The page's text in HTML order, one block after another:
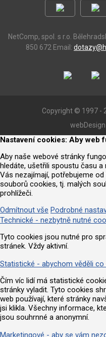
NetComp, spol. s r.o.
850 672 Email:
Copyright © 1997 -
webDesign
Nastavení cookies: Aby web
Aby naše webové stránky
hledáte, ušetřili spoustu času
Vás nezajímají, potřebujeme
souborů cookies, tj. malých
prohlížeči.
Odmítnout vše Podrobné
Technické - nezbytně nutné
Tyto cookies jsou nutné pro
stránek. Vždy aktivní.
Statistické - abychom věděli
Čím víc lidí má statistické
stránky vyladit. Tyto cookies
web používají, které stránky
jsi klikla. Všechny informace,
jsou souhrnné a anonymní.
Marketingové - aby se vám